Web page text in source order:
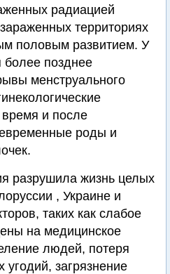
радиацией
территориях
половым развитием. У
более позднее
менструального
и после
роды и
разрушила жизнь целых
, Украине и
таких как слабое
на медицинское
людей, потеря
угодий, загрязнение